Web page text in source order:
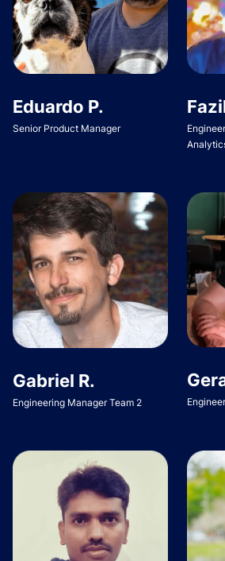
Eduardo P.
Senior Product Manager
Gabriel R.
Engineering Manager Team 2